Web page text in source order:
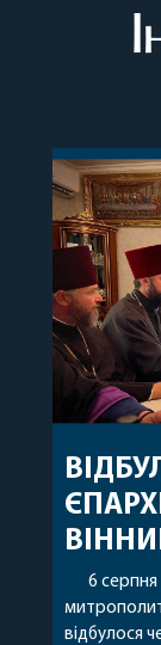
6 серпня
відбулося